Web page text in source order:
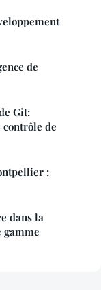
de
Git:
de
:
dans la
gamme